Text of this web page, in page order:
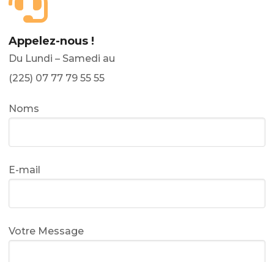
Appelez-nous !
Du Lundi – Samedi au
(225) 07 77 79 55 55
Noms
E-mail
Votre Message